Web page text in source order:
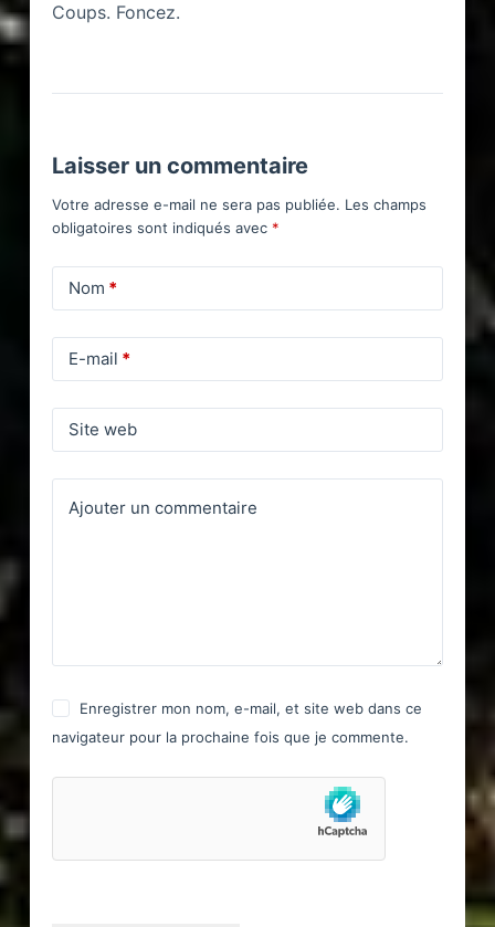
Coups. Foncez.
Laisser un commentaire
Votre adresse e-mail ne sera pas publiée. Les champs
obligatoires sont indiqués avec *
Nom *
E-mail *
Site web
Ajouter un commentaire
Enregistrer mon nom, e-mail, et site web dans ce
navigateur pour la prochaine fois que je commente.